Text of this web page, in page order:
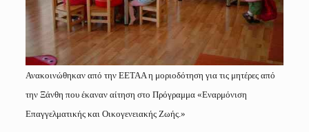
Ανακοινώθηκαν από την ΕΕΤΑΑ η μοριοδότηση για τις μητέρες από
την Ξάνθη που έκαναν αίτηση στο Πρόγραμμα «Εναρμόνιση
Επαγγελματικής και Οικογενειακής Ζωής.»